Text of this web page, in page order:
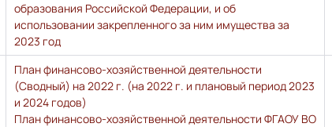
образования Российской Федерации, и об
использовании закрепленного за ним имущества за
2023 год
План финансово-хозяйственной деятельности
(Сводный) на 2022 г. (на 2022 г. и плановый период 2023
и 2024 годов)
План финансово-хозяйственной деятельности ФГАОУ ВО